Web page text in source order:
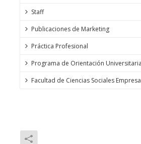
Staff
Publicaciones de Marketing
Práctica Profesional
Programa de Orientación
Facultad de Ciencias Sociales